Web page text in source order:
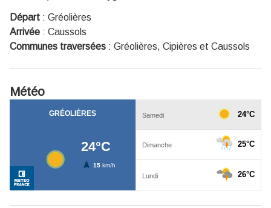
Départ : Gréolières
Arrivée : Caussols
Communes traversées : Gréolières, Cipières et Caussols
Météo